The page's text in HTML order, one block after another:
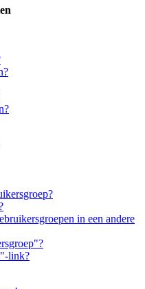
in een andere
link?